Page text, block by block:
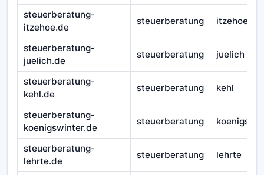
steuerberatung-
itzehoe.de
steuerberatung itzehoe
steuerberatung-
juelich.de
steuerberatung juelich
steuerberatung-
kehl.de
steuerberatung kehl
steuerberatung-
koenigswinter.de
steuerberatung
steuerberatung-
lehrte.de
steuerberatung lehrte